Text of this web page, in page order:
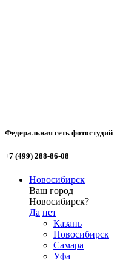
Федеральная сеть фотостудий
+7 (499) 288-86-08
Новосибирск
Ваш город
Новосибирск?
Да нет
Казань
Новосибирск
Самара
Уфа